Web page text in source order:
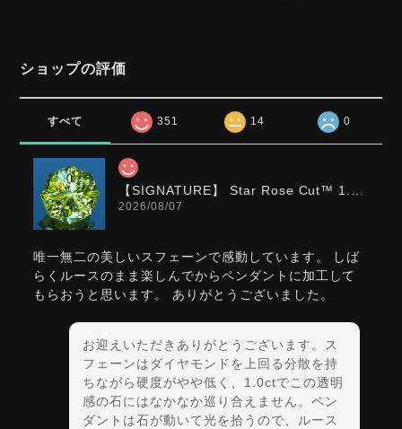
ショップの評価
すべて 351 14 0
【SIGNATURE】 Star Rose Cut™️ 1.0ct Natural Green Sphene
2026/08/07
唯一無二の美しいスフェーンで感動しています。 しば
らくルースのまま楽しんでからペンダントに加工して
もらおうと思います。 ありがとうございました。
お迎えいただきありがとうございます。ス
フェーンはダイヤモンドを上回る分散を持
ちながら硬度がやや低く、1.0ctでこの透明
感の石にはなかなか巡り合えません。ペン
ダントは石が動いて光を拾うので、ルース